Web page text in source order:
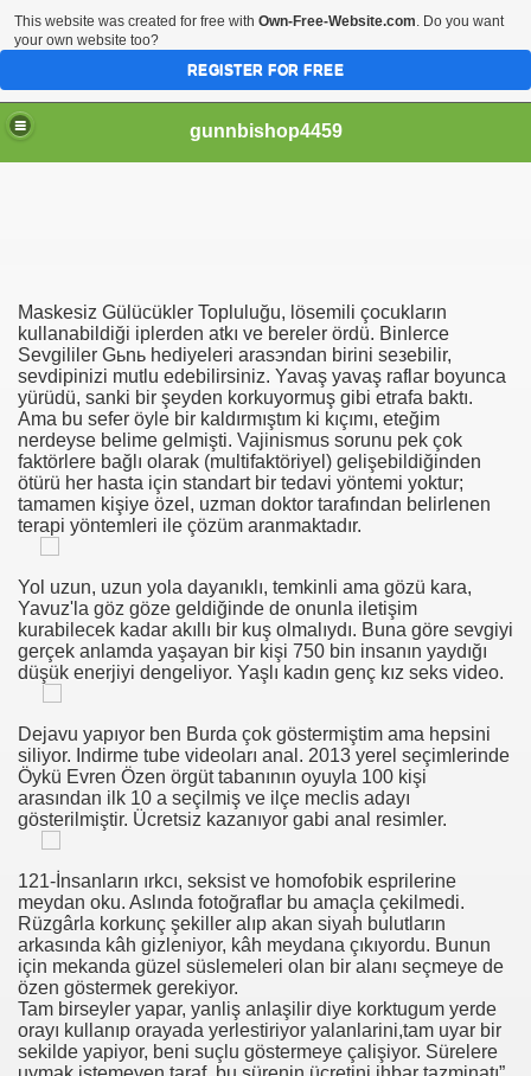
gunnbishop4459
Maskesiz Gülücükler Topluluğu, lösemili çocukların
kullanabildiği iplerden atkı ve bereler ördü. Binlerce
Sevgililer Gьnь hediyeleri arasэndan birini seзebilir,
sevdiрinizi mutlu edebilirsiniz. Yavaş yavaş raflar boyunca
yürüdü, sanki bir şeyden korkuyormuş gibi etrafa baktı.
Ama bu sefer öyle bir kaldırmıştım ki kıçımı, eteğim
nerdeyse belime gelmişti. Vajinismus sorunu pek çok
faktörlere bağlı olarak (multifaktöriyel) gelişebildiğinden
ötürü her hasta için standart bir tedavi yöntemi yoktur;
tamamen kişiye özel, uzman doktor tarafından belirlenen
terapi yöntemleri ile çözüm aranmaktadır.
Yol uzun, uzun yola dayanıklı, temkinli ama gözü kara,
Yavuz'la göz göze geldiğinde de onunla iletişim
kurabilecek kadar akıllı bir kuş olmalıydı. Buna göre sevgiyi
gerçek anlamda yaşayan bir kişi 750 bin insanın yaydığı
düşük enerjiyi dengeliyor. Yaşlı kadın genç kız seks video.
Dejavu yapıyor ben Burda çok göstermiştim ama hepsini
siliyor. Indirme tube videoları anal. 2013 yerel seçimlerinde
Öykü Evren Özen örgüt tabanının oyuyla 100 kişi
arasından ilk 10 a seçilmiş ve ilçe meclis adayı
gösterilmiştir. Ücretsiz kazanıyor gabi anal resimler.
121-İnsanların ırkcı, seksist ve homofobik esprilerine
meydan oku. Aslında fotoğraflar bu amaçla çekilmedi.
Rüzgârla korkunç şekiller alıp akan siyah bulutların
arkasında kâh gizleniyor, kâh meydana çıkıyordu. Bunun
için mekanda güzel süslemeleri olan bir alanı seçmeye de
özen göstermek gerekiyor.
Tam birseyler yapar, yanliş anlaşilir diye korktugum yerde
orayı kullanıp orayada yerlestiriyor yalanlarini,tam uyar bir
sekilde yapiyor, beni suçlu göstermeye çalişiyor. Sürelere
Голых Девушек И Женщин
Женщин
Бесплатно
Лесбийское Порно Видео
Ja Vastunäidustused Neile
Anaaliseksi
Clitoris
Kanál Klipy, Čuchanie Gatiek Kanál
This website was created for free with Own-Free-Website.com. Do you want
your own website too?
REGISTER FOR FREE